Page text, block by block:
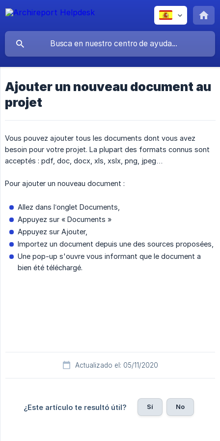
Ajouter un nouveau document au
projet
Vous pouvez ajouter tous les documents dont vous avez
besoin pour votre projet. La plupart des formats connus sont
acceptés : pdf, doc, docx, xls, xslx, png, jpeg…
Pour ajouter un nouveau document :
Allez dans l’onglet Documents,
Appuyez sur « Documents »
Appuyez sur Ajouter,
Importez un document depuis une des sources proposées,
Une pop-up s'ouvre vous informant que le document a
bien été téléchargé.
Actualizado el: 05/11/2020
¿Este artículo te resultó útil? Sí No